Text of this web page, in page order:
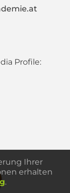
Profile:
Ihrer
erhalten
.